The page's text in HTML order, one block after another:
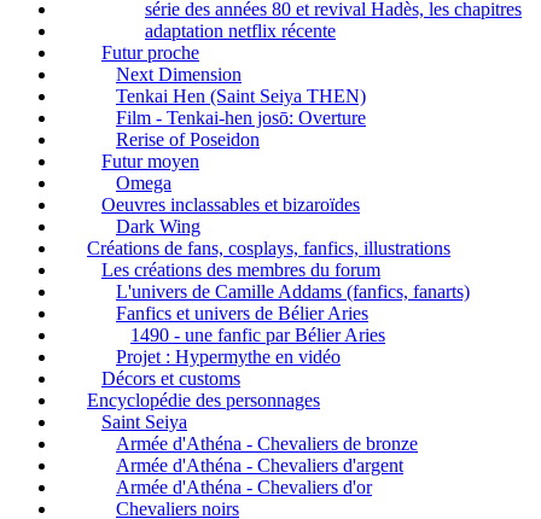
série des années 80 et revival Hadès, les chapitres
adaptation netflix récente
Futur proche
Next Dimension
Tenkai Hen (Saint Seiya THEN)
Film - Tenkai-hen josō: Overture
Rerise of Poseidon
Futur moyen
Omega
Oeuvres inclassables et bizaroïdes
Dark Wing
Créations de fans, cosplays, fanfics, illustrations
Les créations des membres du forum
L'univers de Camille Addams (fanfics, fanarts)
Fanfics et univers de Bélier Aries
1490 - une fanfic par Bélier Aries
Projet : Hypermythe en vidéo
Décors et customs
Encyclopédie des personnages
Saint Seiya
Armée d'Athéna - Chevaliers de bronze
Armée d'Athéna - Chevaliers d'argent
Armée d'Athéna - Chevaliers d'or
Chevaliers noirs